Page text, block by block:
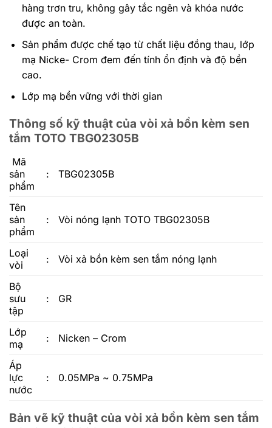
hàng trơn tru, không gây tắc ngẽn và khóa nước
được an toàn.
Sản phẩm được chế tạo từ chất liệu đồng thau, lớp
mạ Nicke- Crom đem đến tính ổn định và độ bền
cao.
Lớp mạ bền vững với thời gian
Thông số kỹ thuật của vòi xả bồn kèm sen
tắm TOTO TBG02305B
Mã
sản
phẩm
: TBG02305B
Tên
sản
phẩm
: Vòi nóng lạnh TOTOTBG02305B
Loại
vòi
: Vòi xả bồn kèm sen tắm nóng lạnh
Bộ
sưu
tập
: GR
Lớp
mạ
: Nicken – Crom
Áp
lực
nước
: 0.05MPa ~ 0.75MPa
Bản vẽ kỹ thuật của vòi xả bồn kèm sen tắm